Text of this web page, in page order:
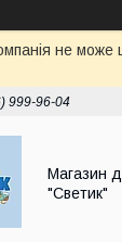
не може
999-96-04
Магазин
"Светик"